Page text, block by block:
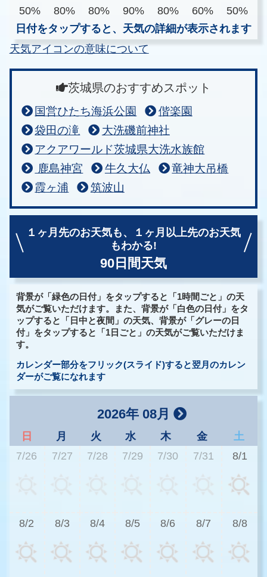
50%
80% 80% 90% 80% 60%
50%
日付をタップすると、天気の詳細が表示されます
天気アイコンの意味について
茨城県のおすすめスポット
国営ひたち海浜公園
偕楽園
袋田の滝
大洗磯前神社
アクアワールド茨城県大洗水族館
鹿島神宮
牛久大仏
竜神大吊橋
霞ヶ浦
筑波山
１ヶ月先のお天気も、
１ヶ月以上先のお天気
もわかる!
90日間天気
背景が「緑色の日付」をタップすると「1時間ごと」の天
気がご覧いただけます。また、背景が「白色の日付」をタ
ップすると「日中と夜間」の天気、背景が「グレーの日
付」をタップすると「1日ごと」の天気がご覧いただけま
す。
カレンダー部分をフリック(スライド)すると翌月のカレン
ダーがご覧になれます
2026年 08月
日 月 火 水 木 金
土
7/26
7/27 7/28 7/29 7/30 7/31 8/1
8/2 8/3 8/4 8/5 8/6 8/7 8/8